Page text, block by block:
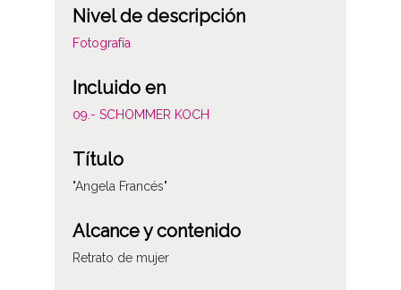
Nivel de descripción
Fotografía
Incluido en
09.- SCHOMMER KOCH
Título
"Angela Francés"
Alcance y contenido
Retrato de mujer